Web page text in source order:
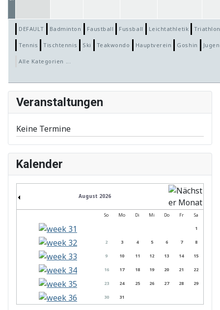
DEFAULT Badminton Faustball Fussball Leichtathletik Triathlon
Tennis Tischtennis Ski Teakwondo Hauptverein Goshin
Alle Kategorien ...
Veranstaltungen
Keine Termine
Kalender
August 2026
So Mo Di Mi Do Fr Sa
1
2 3 4 5 6 7 8
9 10 11 12 13 14 15
16 17 18 19 20 21 22
23 24 25 26 27 28 29
30 31